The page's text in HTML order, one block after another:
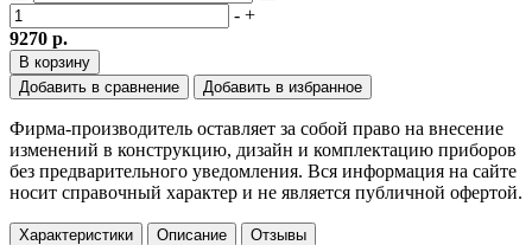
- +
9270 р.
В корзину
Добавить в сравнение
Добавить в избранное
Фирма-производитель оставляет за собой право на внесение
изменений в конструкцию, дизайн и комплектацию приборов
без предварительного уведомления. Вся информация на сайте
носит справочный характер и не является публичной офертой.
Характеристики Описание Отзывы